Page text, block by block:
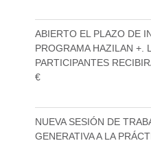
ABIERTO EL PLAZO DE
PROGRAMA HAZILAN +.
PARTICIPANTES
€
NUEVA SESIÓN DE
GENERATIVA A LA